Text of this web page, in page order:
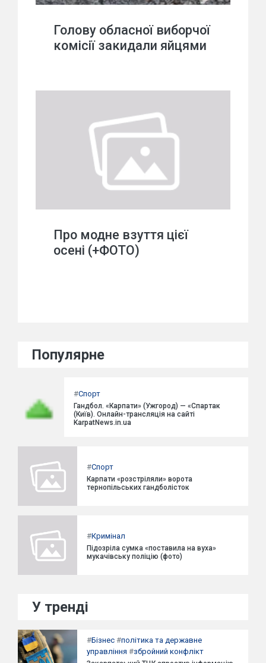
Голову обласної виборчої
комісії закидали яйцями
Про модне взуття цієї
осені (+ФОТО)
Популярне
#Спорт
Гандбол. «Карпати» (Ужгород) — «Спартак
(Київ). Онлайн-трансляція на сайті
KarpatNews.in.ua
#Спорт
Карпати «розстріляли» ворота
тернопільських гандболісток
#Кримінал
Підозріла сумка «поставила на вуха»
мукачівську поліцію (фото)
У тренді
#Бізнес #політика та державне
управління #збройний конфлікт